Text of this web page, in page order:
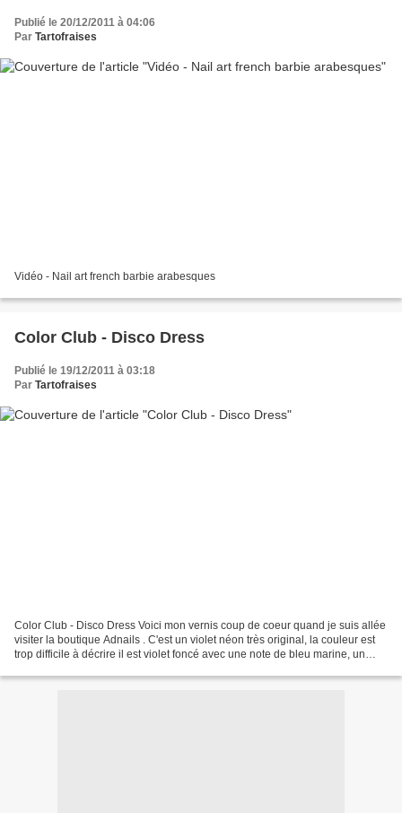
Publié le 20/12/2011 à 04:06
Par Tartofraises
Vidéo - Nail art french barbie arabesques
Color Club - Disco Dress
Publié le 19/12/2011 à 03:18
Par Tartofraises
Color Club - Disco Dress Voici mon vernis coup de coeur quand je suis allée
visiter la boutique Adnails . C'est un violet néon très original, la couleur est
trop difficile à décrire il est violet foncé avec une note de bleu marine, un